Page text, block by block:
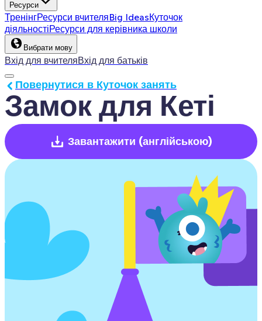
Ресурси
ТренінгРесурси вчителяBig IdeasКуточок
діяльностіРесурси для керівника школи
Вибрати мову
Вхід для вчителяВхід для батьків
Замок для Кеті
Повернутися в Куточок занять
Завантажити (англійською)